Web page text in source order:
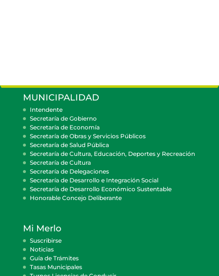
MUNICIPALIDAD
Intendente
Secretaría de Gobierno
Secretaría de Economía
Secretaría de Obras y Servicios Públicos
Secretaría de Salud Pública
Secretaría de Cultura, Educación, Deportes y Recreación
Secretaría de Cultura
Secretaría de Delegaciones
Secretaría de Desarrollo e Integración Social
Secretaría de Desarrollo Económico Sustentable
Honorable Concejo Deliberante
Mi Merlo
Suscribirse
Noticias
Guía de Trámites
Tasas Municipales